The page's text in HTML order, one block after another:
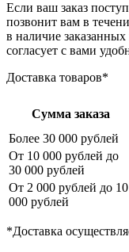
Если ваш заказ
позвонит вам в
в наличие
согласует с вами
Доставка товаров*
Сумма заказа
Более 30 000 рублей
От 10 000 рублей до
30 000 рублей
От 2 000 рублей до 10
000 рублей
*Доставка